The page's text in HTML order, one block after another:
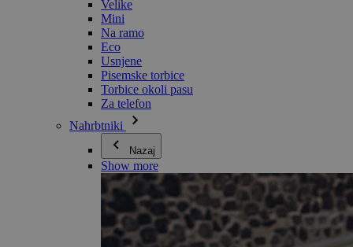
Velike
Mini
Na ramo
Eco
Usnjene
Pisemske torbice
Torbice okoli pasu
Za telefon
Nahrbtniki
Nazaj
Show more